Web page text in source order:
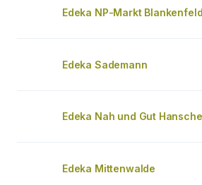
Edeka NP-Markt
Edeka Sademann
Edeka Nah und Gut Hansche
Edeka Mittenwalde